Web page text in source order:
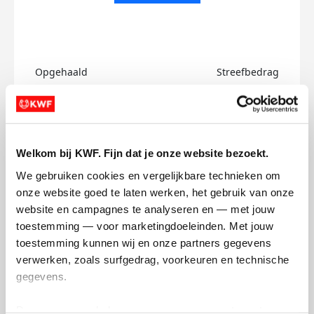
Welkom bij KWF. Fijn dat je onze website bezoekt.
We gebruiken cookies en vergelijkbare technieken om
onze website goed te laten werken, het gebruik van onze
website en campagnes te analyseren en — met jouw
toestemming — voor marketingdoeleinden. Met jouw
toestemming kunnen wij en onze partners gegevens
verwerken, zoals surfgedrag, voorkeuren en technische
gegevens.
Opgehaald Streefbedrag
Ntoh's badges